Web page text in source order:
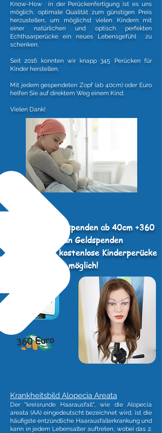
Know-How in der Perückenfertigung ist es uns
möglich, optimale Qualität zum günstigen Preis
herzustellen, um möglichst vielen Kindern mit
einer natürlichen und optisch perfekten
Echthaarperücke ein neues Lebensgefühl zu
schenken.
Seit 2016 konnten wir knapp 345 Perücken für
Kinder herstellen.
Mit jedem gespendeten Zopf (ab 40cm) oder Euro
helfen Sie auf direktem Weg einem Kind.
Vielen Dank!
4 gleiche Haarspenden ab 40cm +360
Euro an Geldspenden
machen eine kostenlose Kinderperücke
möglich!
Krankheitsbild Alopecia Areata
Der "kreisrunde Haarausfall", wie die Alopecia
areata (AA) eingedeutscht bezeichnet wird, ist die
häufigste entzündliche Haarausfallerkrankung und
kann in jedem Lebensalter auftreten, wobei das 2.